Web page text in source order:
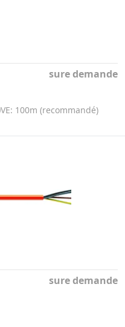
sure demande
VE: 100m (recommandé)
sure demande